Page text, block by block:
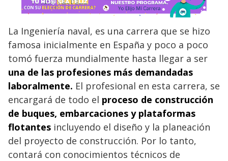
La Ingeniería naval, es una carrera que se hizo
famosa inicialmente en España y poco a poco
tomó fuerza mundialmente hasta llegar a ser
una de las profesiones más demandadas
laboralmente. El profesional en esta carrera, se
encargará de todo el proceso de construcción
de buques, embarcaciones y plataformas
flotantes incluyendo el diseño y la planeación
del proyecto de construcción. Por lo tanto,
contará con conocimientos técnicos de